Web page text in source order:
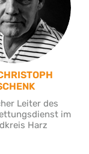
Leiter des
im
Harz